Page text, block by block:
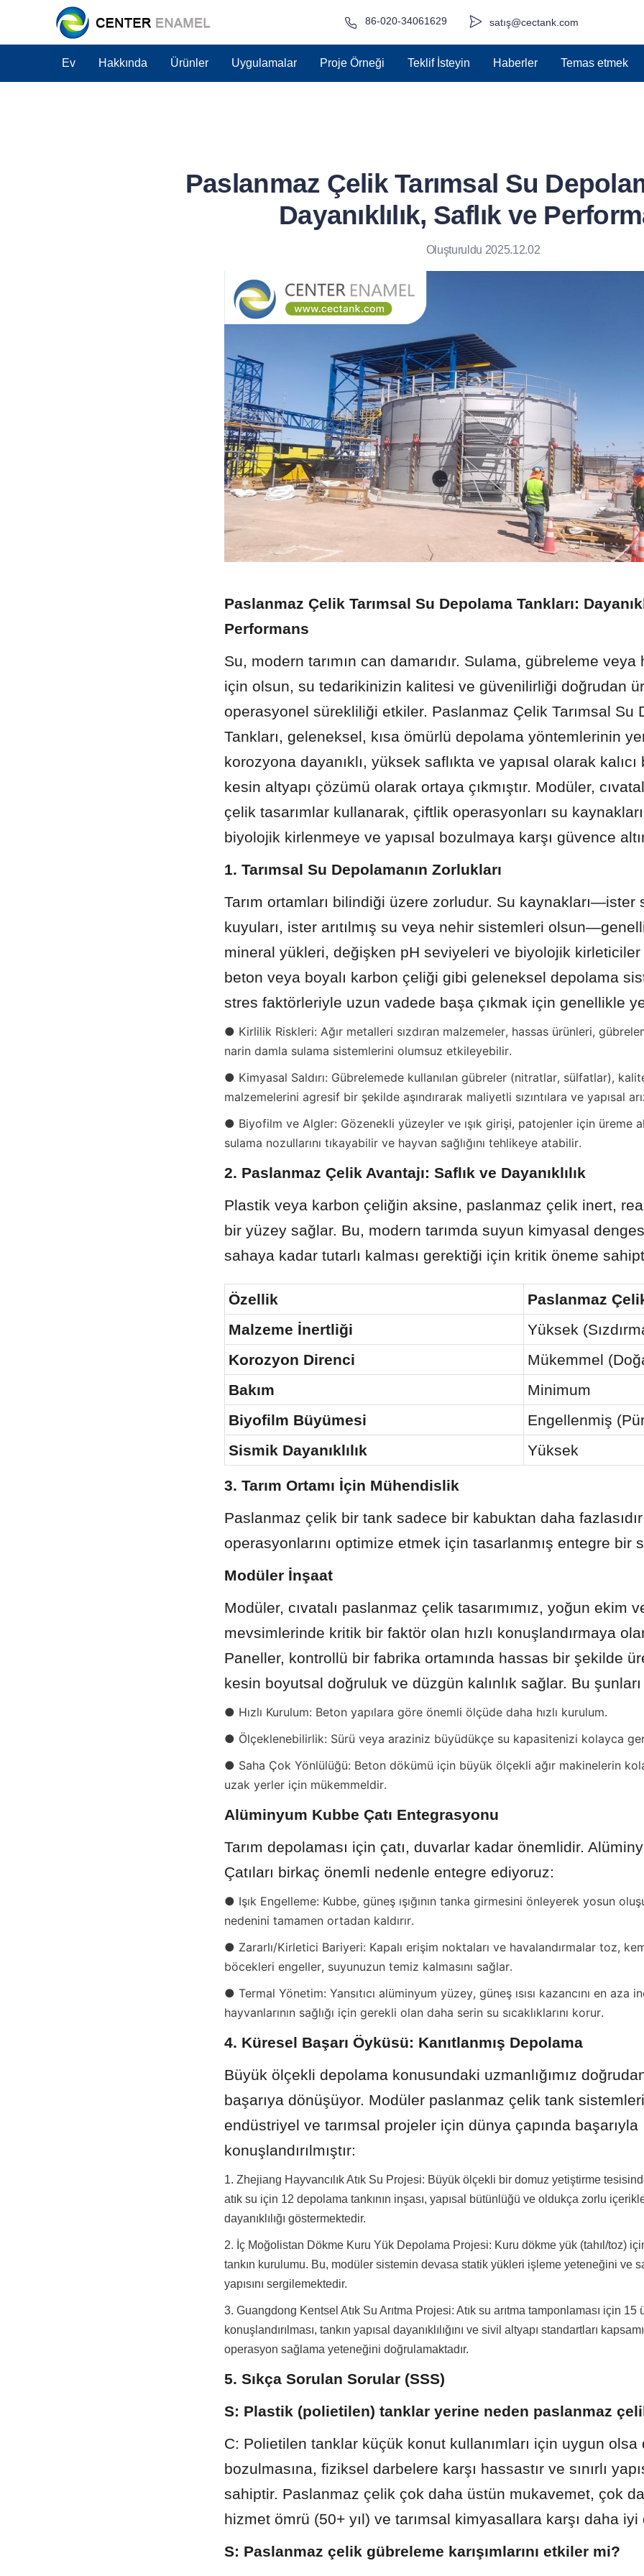
satış@cectank.com
86-020-34061629
Ev Hakkında Ürünler Uygulamalar Proje Örneği Teklif İsteyin Haberler Temas etmek
Paslanmaz Çelik Tarımsal Su
Dayanıklılık, Saflık ve
Oluşturuldu 2025.12.02
Paslanmaz Çelik Tarımsal Su Depolama Tankları:
Performans
Su, modern tarımın can damarıdır. Sulama, gübreleme veya
için olsun, su tedarikinizin kalitesi ve güvenilirliği doğrudan
operasyonel sürekliliği etkiler. Paslanmaz Çelik Tarımsal Su
Tankları, geleneksel, kısa ömürlü depolama yöntemlerinin
korozyona dayanıklı, yüksek saflıkta ve yapısal olarak
kesin altyapı çözümü olarak ortaya çıkmıştır. Modüler,
çelik tasarımlar kullanarak, çiftlik operasyonları su
biyolojik kirlenmeye ve yapısal bozulmaya karşı güvence
1. Tarımsal Su Depolamanın Zorlukları
Tarım ortamları bilindiği üzere zorludur. Su kaynakları—ister
kuyuları, ister arıtılmış su veya nehir sistemleri
mineral yükleri, değişken pH seviyeleri ve biyolojik kirleticiler
beton veya boyalı karbon çeliği gibi geleneksel depolama
stres faktörleriyle uzun vadede başa çıkmak için genellikle
● Kirlilik Riskleri: Ağır metalleri sızdıran malzemeler, hassas ürünleri,
narin damla sulama sistemlerini olumsuz etkileyebilir.
● Kimyasal Saldırı: Gübrelemede kullanılan gübreler (nitratlar, sülfatlar),
malzemelerini agresif bir şekilde aşındırarak maliyetli sızıntılara ve yapısal
● Biyofilm ve Algler: Gözenekli yüzeyler ve ışık girişi, patojenler için üreme
sulama nozullarını tıkayabilir ve hayvan sağlığını tehlikeye atabilir.
2. Paslanmaz Çelik Avantajı: Saflık ve Dayanıklılık
Plastik veya karbon çeliğin aksine, paslanmaz çelik inert,
bir yüzey sağlar. Bu, modern tarımda suyun kimyasal
sahaya kadar tutarlı kalması gerektiği için kritik öneme
Özellik Paslanmaz
Malzeme İnertliği
Yüksek
Korozyon Direnci
Mükemmel
Bakım
Minimum
Biyofilm Büyümesi
Engellenmiş
Sismik Dayanıklılık
Yüksek
3. Tarım Ortamı İçin Mühendislik
Paslanmaz çelik bir tank sadece bir kabuktan daha
operasyonlarını optimize etmek için tasarlanmış entegre bir
Modüler İnşaat
Modüler, cıvatalı paslanmaz çelik tasarımımız, yoğun ekim
mevsimlerinde kritik bir faktör olan hızlı konuşlandırmaya
Paneller, kontrollü bir fabrika ortamında hassas bir şekilde
kesin boyutsal doğruluk ve düzgün kalınlık sağlar. Bu
● Hızlı Kurulum: Beton yapılara göre önemli ölçüde daha hızlı kurulum.
● Ölçeklenebilirlik: Sürü veya araziniz büyüdükçe su kapasitenizi kolayca
● Saha Çok Yönlülüğü: Beton dökümü için büyük ölçekli ağır makinelerin
uzak yerler için mükemmeldir.
Alüminyum Kubbe Çatı Entegrasyonu
Tarım depolaması için çatı, duvarlar kadar önemlidir.
Çatıları birkaç önemli nedenle entegre ediyoruz:
● Işık Engelleme: Kubbe, güneş ışığının tanka girmesini önleyerek yosun
nedenini tamamen ortadan kaldırır.
● Zararlı/Kirletici Bariyeri: Kapalı erişim noktaları ve havalandırmalar toz,
böcekleri engeller, suyunuzun temiz kalmasını sağlar.
● Termal Yönetim: Yansıtıcı alüminyum yüzey, güneş ısısı kazancını en aza
hayvanlarının sağlığı için gerekli olan daha serin su sıcaklıklarını korur.
4. Küresel Başarı Öyküsü: Kanıtlanmış Depolama
Büyük ölçekli depolama konusundaki uzmanlığımız
başarıya dönüşüyor. Modüler paslanmaz çelik tank
endüstriyel ve tarımsal projeler için dünya çapında başarıyla
konuşlandırılmıştır:
1. Zhejiang Hayvancılık Atık Su Projesi: Büyük ölçekli bir domuz yetiştirme
atık su için 12 depolama tankının inşası, yapısal bütünlüğü ve oldukça zorlu
dayanıklılığı göstermektedir.
2. İç Moğolistan Dökme Kuru Yük Depolama Projesi: Kuru dökme yük (tahıl/toz)
tankın kurulumu. Bu, modüler sistemin devasa statik yükleri işleme yeteneğini ve
yapısını sergilemektedir.
3. Guangdong Kentsel Atık Su Arıtma Projesi: Atık su arıtma tamponlaması için 15
konuşlandırılması, tankın yapısal dayanıklılığını ve sivil altyapı standartları
operasyon sağlama yeteneğini doğrulamaktadır.
5. Sıkça Sorulan Sorular (SSS)
S: Plastik (polietilen) tanklar yerine neden paslanmaz
C: Polietilen tanklar küçük konut kullanımları için uygun olsa
bozulmasına, fiziksel darbelere karşı hassastır ve sınırlı
sahiptir. Paslanmaz çelik çok daha üstün mukavemet, çok
hizmet ömrü (50+ yıl) ve tarımsal kimyasallara karşı daha iyi
S: Paslanmaz çelik gübreleme karışımlarını etkiler mi?